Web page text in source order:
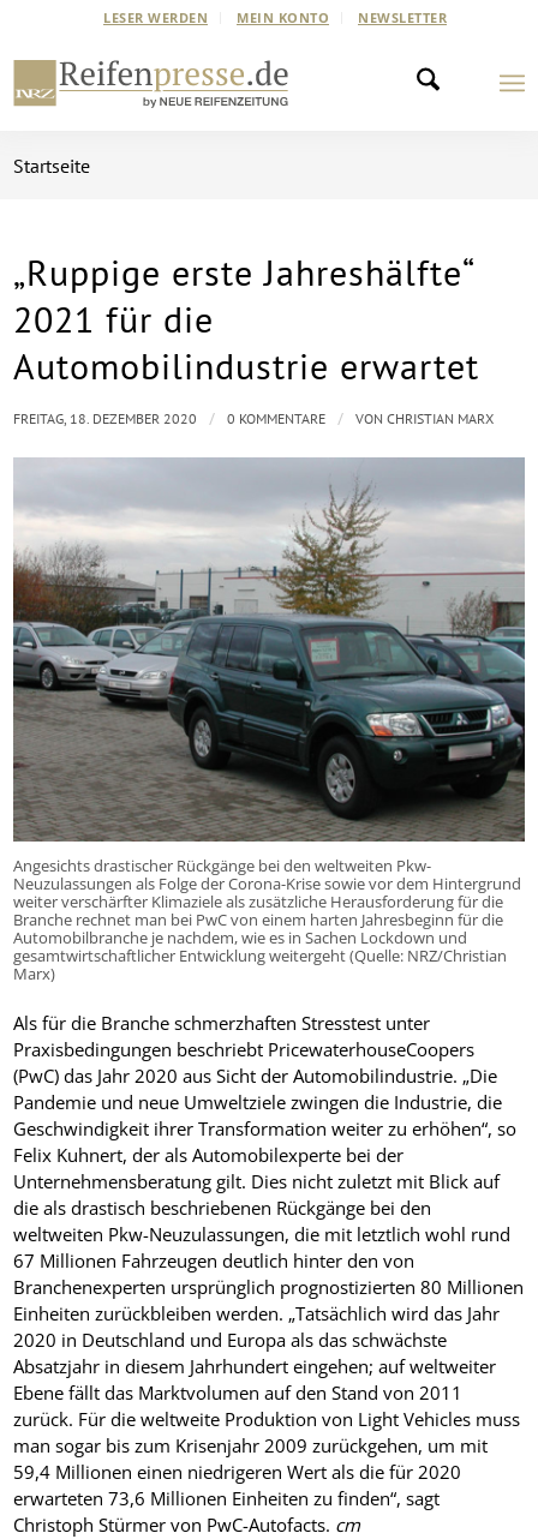
LESER WERDEN MEIN KONTO NEWSLETTER
Startseite
„Ruppige erste Jahreshälfte“
2021 für die
Automobilindustrie erwartet
Angesichts drastischer Rückgänge bei den weltweiten Pkw-
Neuzulassungen als Folge der Corona-Krise sowie vor dem Hintergrund
weiter verschärfter Klimaziele als zusätzliche Herausforderung für die
Branche rechnet man bei PwC von einem harten Jahresbeginn für die
Automobilbranche je nachdem, wie es in Sachen Lockdown und
gesamtwirtschaftlicher Entwicklung weitergeht (Quelle: NRZ/Christian
Marx)
Als für die Branche schmerzhaften Stresstest unter
Praxisbedingungen beschriebt PricewaterhouseCoopers
(PwC) das Jahr 2020 aus Sicht der Automobilindustrie. „Die
Pandemie und neue Umweltziele zwingen die Industrie, die
Geschwindigkeit ihrer Transformation weiter zu erhöhen“, so
Felix Kuhnert, der als Automobilexperte bei der
Unternehmensberatung gilt. Dies nicht zuletzt mit Blick auf
die als drastisch beschriebenen Rückgänge bei den
weltweiten Pkw-Neuzulassungen, die mit letztlich wohl rund
67 Millionen Fahrzeugen deutlich hinter den von
Branchenexperten ursprünglich prognostizierten 80 Millionen
Einheiten zurückbleiben werden. „Tatsächlich wird das Jahr
2020 in Deutschland und Europa als das schwächste
Absatzjahr in diesem Jahrhundert eingehen; auf weltweiter
Ebene fällt das Marktvolumen auf den Stand von 2011
zurück. Für die weltweite Produktion von Light Vehicles muss
man sogar bis zum Krisenjahr 2009 zurückgehen, um mit
59,4 Millionen einen niedrigeren Wert als die für 2020
erwarteten 73,6 Millionen Einheiten zu finden“, sagt
Christoph Stürmer von PwC-Autofacts. cm
FREITAG, 18. DEZEMBER 2020 / 0 KOMMENTARE / VONCHRISTIAN MARX